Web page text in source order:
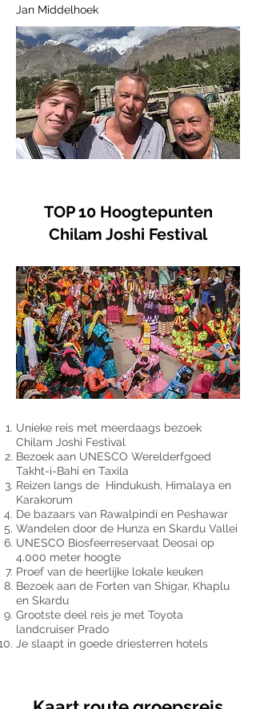
Jan Middelhoek
TOP 10 Hoogtepunten
Chilam Joshi Festival
Unieke reis met meerdaags bezoek
Chilam Joshi Festival
Bezoek aan UNESCO Werelderfgoed
Takht-i-Bahi en Taxila
Reizen langs de Hindukush, Himalaya en
Karakorum
De bazaars van Rawalpindi en Peshawar
Wandelen door de Hunza en Skardu Vallei
UNESCO Biosfeerreservaat Deosai op
4.000 meter hoogte
Proef van de heerlijke lokale keuken
Bezoek aan de Forten van Shigar, Khaplu
en Skardu
Grootste deel reis je met Toyota
landcruiser Prado
Je slaapt in goede driesterren hotels